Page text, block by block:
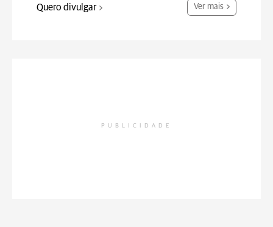
Quero divulgar Ver mais
PUBLICIDADE